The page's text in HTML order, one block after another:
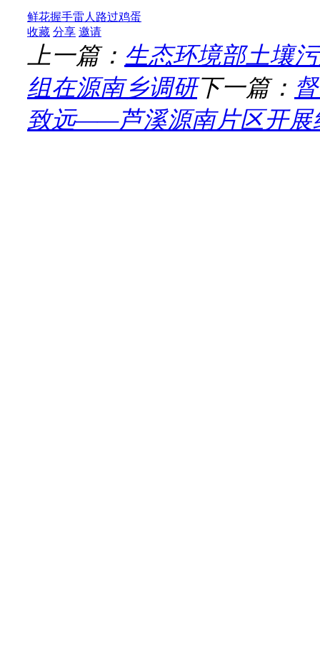
鲜花握手雷人 路过鸡蛋
收藏 分享 邀请
上一篇： 生态环境部土壤
组在源南乡调研下一篇：
致远——芦溪源南片区开展